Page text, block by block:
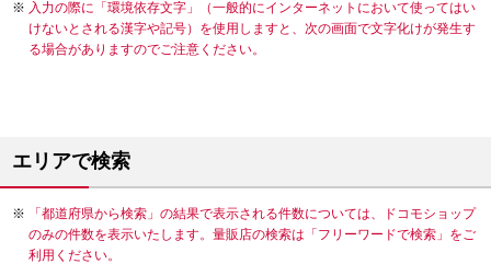
入力の際に「環境依存文字」（一般的にインターネットにおいて使ってはい
けないとされる漢字や記号）を使用しますと、次の画面で文字化けが発生す
る場合がありますのでご注意ください。
エリアで検索
「都道府県から検索」の結果で表示される件数については、ドコモショップ
のみの件数を表示いたします。量販店の検索は「フリーワードで検索」をご
利用ください。